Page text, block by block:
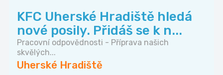
KFC Uherské Hradiště hledá
nové posily. Přidáš se k n...
Pracovní odpovědnosti - Příprava našich
skvělých...
Uherské Hradiště